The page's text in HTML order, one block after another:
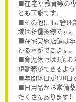
■在宅や教育等の
とも可能です。
■その他にも、管理
域は多種多様です。
■在宅実施店舗は年
わる事ができます。
■育児休暇は3歳ま
短勤務ができるよう
■年間休日が120日
■日用品から常備薬
たくさんあります！